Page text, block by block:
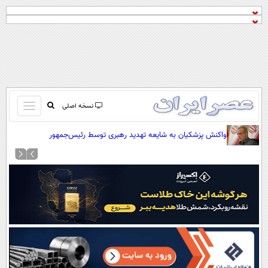
نسخه اصلی
باز
و
کردن
صفحه اول
آرشیو
نظرسنجی
آب و هوا
اوقات شرعی
سواد زندگی
واکنش پزشکیان به شایعه تهدید رهبری توسط رئیس‌جمهور